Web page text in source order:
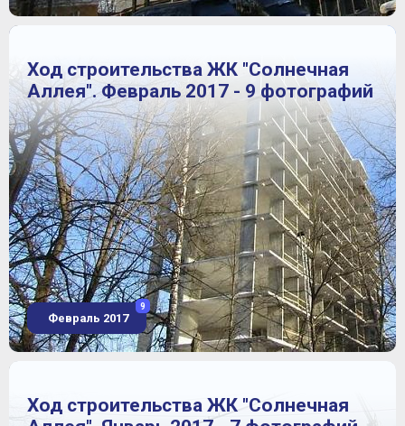
Ход строительства ЖК "Солнечная
Аллея". Февраль 2017 - 9 фотографий
Февраль 2017
9
Ход строительства ЖК "Солнечная